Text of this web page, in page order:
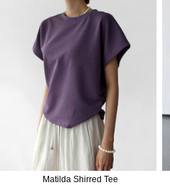
Matilda Shirred Tee